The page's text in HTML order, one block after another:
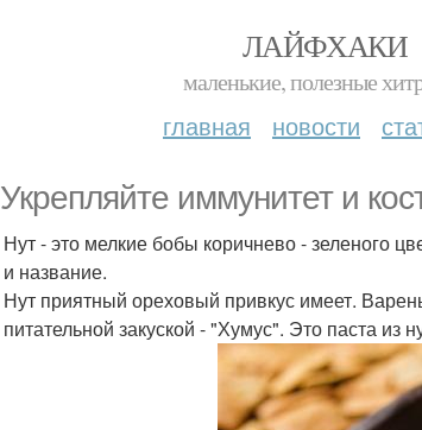
ЛАЙФХАКИ
маленькие, полезные
главная новости
Укрепляйте иммунитет и
Нут - это мелкие бобы коричнево - зеленого
и название.
Нут приятный ореховый привкус имеет.
питательной закуской - "Хумус". Это паста из